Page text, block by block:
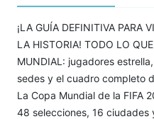
¡LA GUÍA DEFINITIVA PARA
LA HISTORIA! TODO LO QUE
MUNDIAL: jugadores
sedes y el cuadro completo
La Copa Mundial de la FIFA
48 selecciones, 16 ciudades